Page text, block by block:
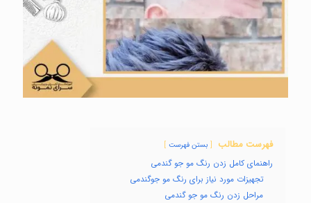
فهرست مطالب بستن فهرست
راهنمای کامل زدن رنگ مو جو گندمی
تجهیزات مورد نیاز برای رنگ مو جوگندمی
مراحل زدن رنگ مو جو گندمی